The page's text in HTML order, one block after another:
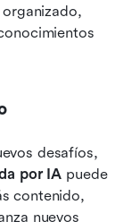
por IA puede
contenido,
nuevos